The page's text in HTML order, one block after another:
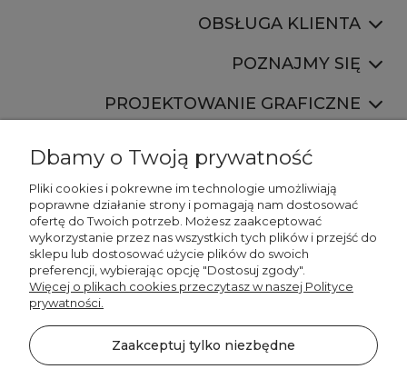
OBSŁUGA KLIENTA
POZNAJMY SIĘ
PROJEKTOWANIE GRAFICZNE
887 750 445
536 346 177
©2026 Wszelkie Prawa Zastrzeżone | DECORDRUK
Dbamy o Twoją prywatność
Pliki cookies i pokrewne im technologie umożliwiają
poprawne działanie strony i pomagają nam dostosować
ofertę do Twoich potrzeb. Możesz zaakceptować
wykorzystanie przez nas wszystkich tych plików i przejść do
sklepu lub dostosować użycie plików do swoich
preferencji, wybierając opcję "Dostosuj zgody".
Więcej o plikach cookies przeczytasz w naszej Polityce
prywatności.
Zaakceptuj tylko niezbędne